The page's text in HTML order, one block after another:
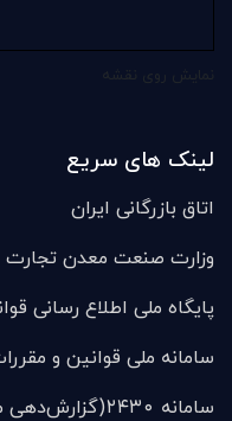
لینک های سریع
اتاق بازرگانی ایران
وزارت صنعت معدن تجارت
پایگاه ملی اطلاع رسانی
سامانه ملی قوانين و
سامانه ۲۴۳۰(گزارش‌دهی مقررات خلق الساعه)